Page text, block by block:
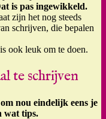
is pas ingewikkeld.
zijn het nog steeds
schrijven, die bepalen
ook leuk om te doen.
te schrijven
nou eindelijk eens je
wat tips.